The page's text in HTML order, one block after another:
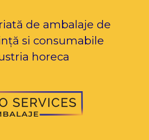
de ambalaje de
si consumabile
horeca